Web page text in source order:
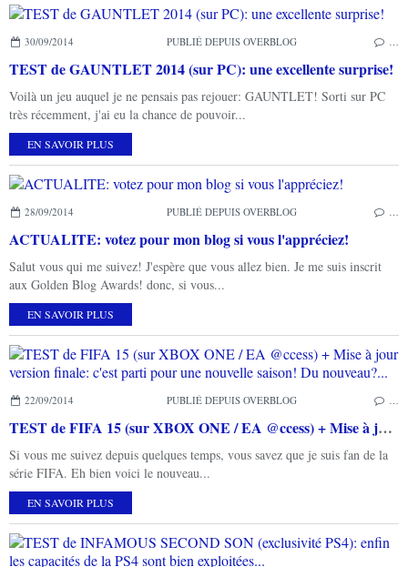
30/09/2014 PUBLIÉ DEPUIS OVERBLOG …
TEST de GAUNTLET 2014 (sur PC): une excellente surprise!
Voilà un jeu auquel je ne pensais pas rejouer: GAUNTLET! Sorti sur PC
très récemment, j'ai eu la chance de pouvoir...
EN SAVOIR PLUS
28/09/2014 PUBLIÉ DEPUIS OVERBLOG …
ACTUALITE: votez pour mon blog si vous l'appréciez!
Salut vous qui me suivez! J'espère que vous allez bien. Je me suis inscrit
aux Golden Blog Awards! donc, si vous...
EN SAVOIR PLUS
22/09/2014 PUBLIÉ DEPUIS OVERBLOG …
TEST de FIFA 15 (sur XBOX ONE / EA @ccess) + Mise à jour version finale: c'est parti pour une nouvelle saison! Du nouveau?...
Si vous me suivez depuis quelques temps, vous savez que je suis fan de la
série FIFA. Eh bien voici le nouveau...
EN SAVOIR PLUS